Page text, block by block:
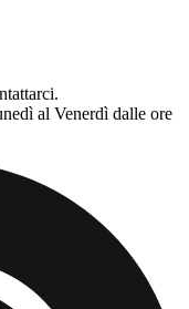
al Venerdì dalle ore